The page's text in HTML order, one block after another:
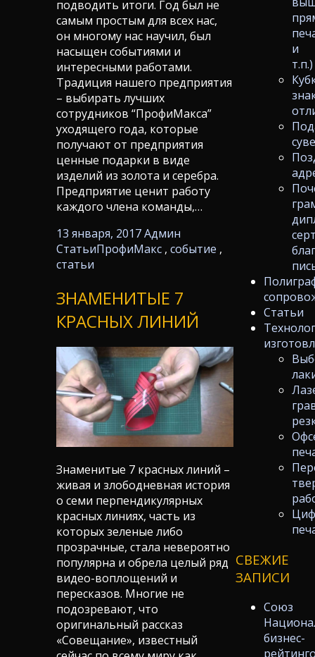
и
т.п.)
Статьи
СВЕЖИЕ
ЗАПИСИ
Союз
бизнес-
подводить итоги. Год был не
самым простым для всех нас,
он многому нас научил, был
насыщен событиями и
интересными работами.
Традиция нашего предприятия
– выбирать лучших
сотрудников “ПрофиМакса”
уходящего года, которые
получают от предприятия
ценные подарки в виде
изделий из золота и серебра.
Предприятие ценит работу
каждого члена команды,…
13 января, 2017 Админ
СтатьиПрофиМакс, событие ,
статьи
ЗНАМЕНИТЫЕ 7
КРАСНЫХ ЛИНИЙ
Знаменитые 7 красных линий –
живая и злободневная история
о семи перпендикулярных
красных линиях, часть из
которых зеленые либо
прозрачные, стала невероятно
популярна и обрела целый ряд
видео-воплощений и
пересказов. Многие не
подозревают, что
оригинальный рассказ
«Совещание», известный